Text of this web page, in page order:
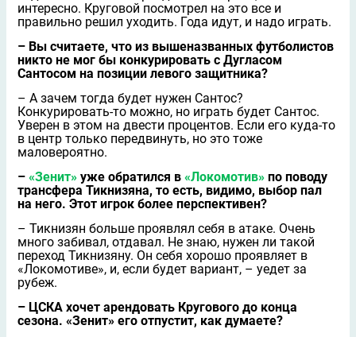
интересно. Круговой посмотрел на это все и
правильно решил уходить. Года идут, и надо играть.
– Вы считаете, что из вышеназванных футболистов
никто не мог бы конкурировать с Дугласом
Сантосом на позиции левого защитника?
– А зачем тогда будет нужен Сантос?
Конкурировать-то можно, но играть будет Сантос.
Уверен в этом на двести процентов. Если его куда-то
в центр только передвинуть, но это тоже
маловероятно.
– «Зенит» уже обратился в «Локомотив» по поводу
трансфера Тикнизяна, то есть, видимо, выбор пал
на него. Этот игрок более перспективен?
– Тикнизян больше проявлял себя в атаке. Очень
много забивал, отдавал. Не знаю, нужен ли такой
переход Тикнизяну. Он себя хорошо проявляет в
«Локомотиве», и, если будет вариант, – уедет за
рубеж.
– ЦСКА хочет арендовать Кругового до конца
сезона. «Зенит» его отпустит, как думаете?